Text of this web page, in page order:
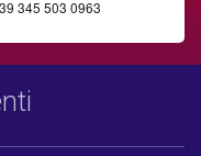
345 503 0963